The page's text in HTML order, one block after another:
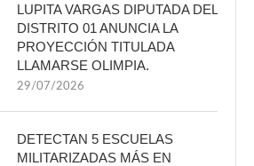
LUPITA VARGAS DIPUTADA DEL
DISTRITO 01 ANUNCIA LA
PROYECCIÓN TITULADA
LLAMARSE OLIMPIA.
29/07/2026
DETECTAN 5 ESCUELAS
MILITARIZADAS MÁS EN